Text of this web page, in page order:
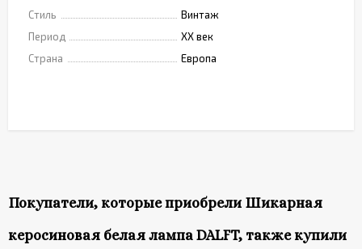
Стиль
Винтаж
Период
XX век
Страна
Европа
Покупатели, которые приобрели Шикарная
керосиновая белая лампа DALFT, также купили